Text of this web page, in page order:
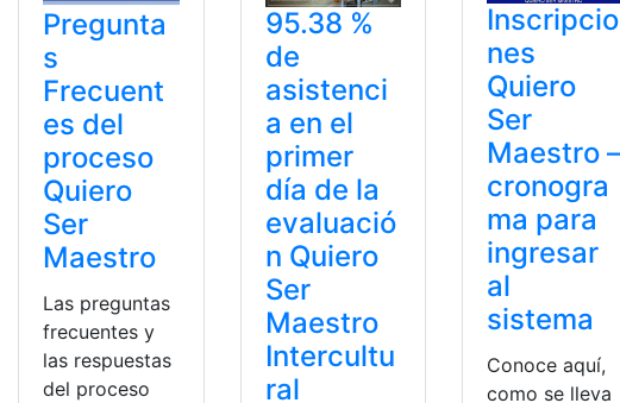
Pregunta
s
Frecuent
es del
proceso
Quiero
Ser
Maestro
Las preguntas
frecuentes y
las respuestas
del proceso
95.38 %
de
asistenci
a en el
primer
día de la
evaluació
n Quiero
Ser
Maestro
Intercultu
ral
Inscripcio
nes
Quiero
Ser
Maestro –
cronogra
ma para
ingresar
al
sistema
Conoce aquí,
como se lleva